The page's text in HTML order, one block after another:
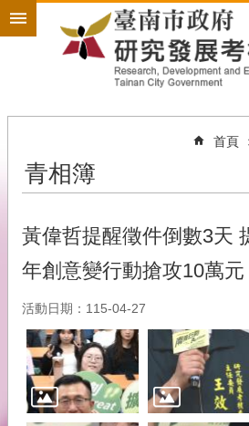
跳到主要內容區塊
搜
尋
政
策
劃
為
服
開
放
政
府
首頁
青相簿
黃偉哲提醒徵件倒數3天
年創意變行動搶攻10萬元
活動日期：115-04-27